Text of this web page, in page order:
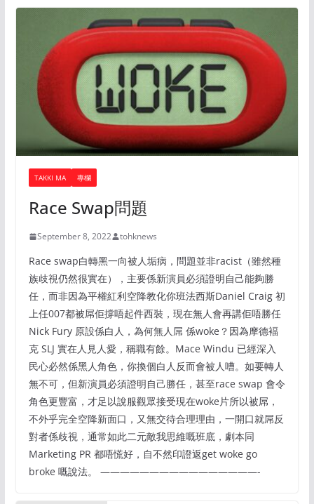
TAKKI MA 專欄
Race Swap問題
September 8, 2022 tohknews
Race swap白轉黑一向被人垢病，問題並非racist（雖然種
族歧視仍然很實在），主要係新演員必須證明自己能夠勝
任，而非因為平權紅利空降教化你班法西斯Daniel Craig 初
上任007都被屌佢撐唔起件西裝，現在無人會再講佢唔勝任
Nick Fury 原設係白人，為何無人屌 係woke？因為摩德褔
克 SLJ 實在人見人愛，稱職有餘。Mace Windu 已經深入
民心必然係黑人角色，你換個白人反而會被人嘈。如要轉人
無不可，但新演員必須證明自己勝任，甚至race swap 會令
角色更豐富，才足以說服觀眾接受現在woke片所以被屌，
不外乎完全空降新面口，又無交待合理理由，一開口就屌反
對者係歧視，通常如此二元敵我思維嘅班底，劇本同
Marketing PR 都唔慌好，自不然印證返get woke go
broke 嘅說法。 ————————————————-